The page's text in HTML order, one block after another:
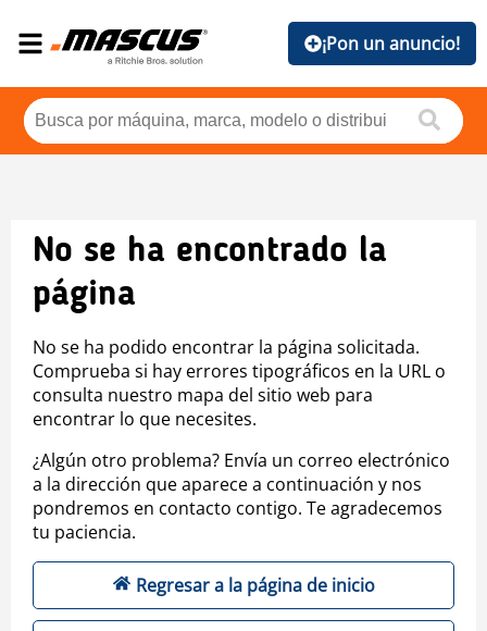
¡Pon un anuncio!
No se ha encontrado la
página
No se ha podido encontrar la página solicitada.
Comprueba si hay errores tipográficos en la URL o
consulta nuestro mapa del sitio web para
encontrar lo que necesites.
¿Algún otro problema? Envía un correo electrónico
a la dirección que aparece a continuación y nos
pondremos en contacto contigo. Te agradecemos
tu paciencia.
Regresar a la página de inicio